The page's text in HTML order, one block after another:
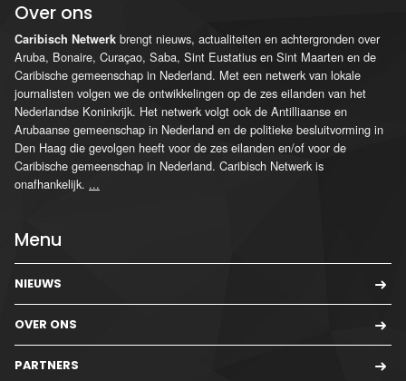
Over ons
Caribisch Netwerk brengt nieuws, actualiteiten en achtergronden over
Aruba, Bonaire, Curaçao, Saba, Sint Eustatius en Sint Maarten en de
Caribische gemeenschap in Nederland. Met een netwerk van lokale
journalisten volgen we de ontwikkelingen op de zes eilanden van het
Nederlandse Koninkrijk. Het netwerk volgt ook de Antilliaanse en
Arubaanse gemeenschap in Nederland en de politieke besluitvorming in
Den Haag die gevolgen heeft voor de zes eilanden en/of voor de
Caribische gemeenschap in Nederland. Caribisch Netwerk is
onafhankelijk. ...
Menu
NIEUWS
OVER ONS
PARTNERS